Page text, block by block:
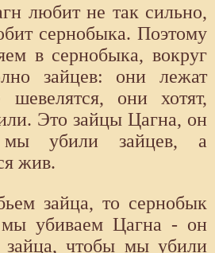
любит не так сильно,
сернобыка. Поэтому
в сернобыка, вокруг
зайцев: они лежат
они хотят,
Это зайцы Цагна, он
мы убили зайцев, а
жив.
зайца, то сернобык
мы убиваем Цагна - он
зайца, чтобы мы убили